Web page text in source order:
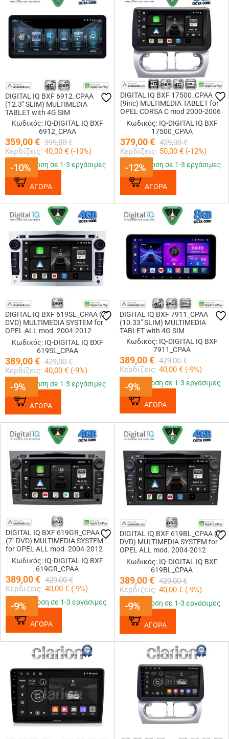
-10%
DIGITAL IQ BXF 6912_CPAA
(12.3" SLIM) MULTIMEDIA
TABLET with 4G SIM
Κωδικός: IQ-DIGITAL IQ BXF
6912_CPAA
359,00€ 399,00 €
Κερδίζεις: 40,00 € (-10%)
-10%
Παράδοση σε 1-3 εργάσιμες
ΑΓΟΡΑ
-12%
DIGITAL IQ BXF 17500_CPAA
(9inc) MULTIMEDIA TABLET for
OPEL CORSA C mod 2000-2006
- TIGRA mod. 2004-2009
Κωδικός: IQ-DIGITAL IQ BXF
17500_CPAA
379,00€ 429,00 €
Κερδίζεις: 50,00 € (-12%)
-12%
Παράδοση σε 1-3 εργάσιμες
ΑΓΟΡΑ
-9%
DIGITAL IQ BXF 619SL_CPAA (7"
DVD) MULTIMEDIA SYSTEM for
OPEL ALL mod. 2004-2012
(SILVER)
Κωδικός: IQ-DIGITAL IQ BXF
619SL_CPAA
389,00€ 429,00 €
Κερδίζεις: 40,00 € (-9%)
-9%
Παράδοση σε 1-3 εργάσιμες
ΑΓΟΡΑ
-9%
DIGITAL IQ BXF 7911_CPAA
(10.33" SLIM) MULTIMEDIA
TABLET with 4G SIM
Κωδικός: IQ-DIGITAL IQ BXF
7911_CPAA
389,00€ 429,00 €
Κερδίζεις: 40,00 € (-9%)
-9%
Παράδοση σε 1-3 εργάσιμες
ΑΓΟΡΑ
-9%
DIGITAL IQ BXF 619GR_CPAA
(7" DVD) MULTIMEDIA SYSTEM
for OPEL ALL mod. 2004-2012
(GREY)
Κωδικός: IQ-DIGITAL IQ BXF
619GR_CPAA
389,00€ 429,00 €
Κερδίζεις: 40,00 € (-9%)
-9%
Παράδοση σε 1-3 εργάσιμες
ΑΓΟΡΑ
-9%
DIGITAL IQ BXF 619BL_CPAA (7"
DVD) MULTIMEDIA SYSTEM for
OPEL ALL mod. 2004-2012
(GLOSS BLACK)
Κωδικός: IQ-DIGITAL IQ BXF
619BL_CPAA
389,00€ 429,00 €
Κερδίζεις: 40,00 € (-9%)
-9%
Παράδοση σε 1-3 εργάσιμες
ΑΓΟΡΑ